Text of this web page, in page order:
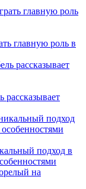
главную роль в
рассказывает
подход в